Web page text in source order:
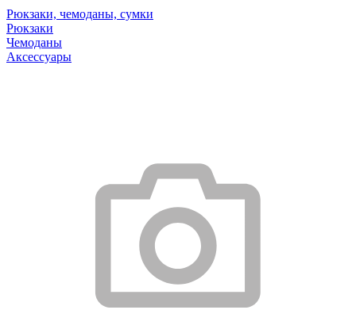
Рюкзаки, чемоданы, сумки
Рюкзаки
Чемоданы
Аксессуары